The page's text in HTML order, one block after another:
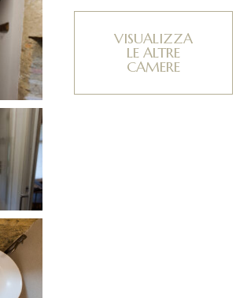
VISUALIZZA
LE ALTRE
CAMERE